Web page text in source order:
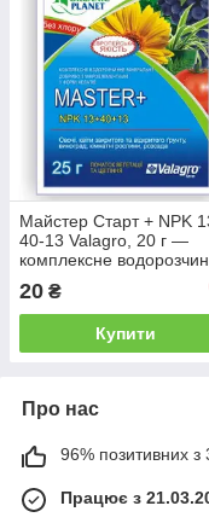
Майстер Старт + NPK
40-13 Valagro, 20 г —
комплексне
20 ₴
Купити
Про нас
96% позитивних з
Працює з